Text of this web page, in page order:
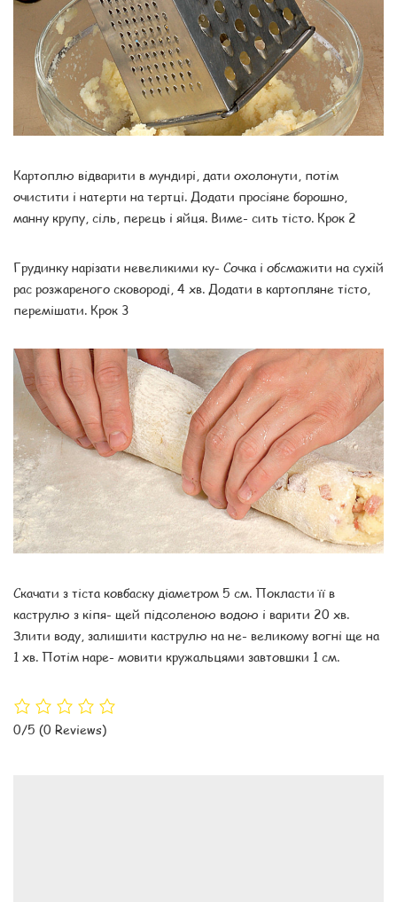
Картоплю відварити в мундирі, дати охолонути, потім
очистити і натерти на тертці. Додати просіяне борошно,
манну крупу, сіль, перець і яйця. Виме- сить тісто. Крок 2
Грудинку нарізати невеликими ку- Сочка і обсмажити на сухій
рас розжареного сковороді, 4 хв. Додати в картопляне тісто,
перемішати. Крок 3
Скачати з тіста ковбаску діаметром 5 см. Покласти її в
каструлю з кіпя- щей підсоленою водою і варити 20 хв.
Злити воду, залишити каструлю на не- великому вогні ще на
1 хв. Потім наре- мовити кружальцями завтовшки 1 см.
0/5 (0 Reviews)